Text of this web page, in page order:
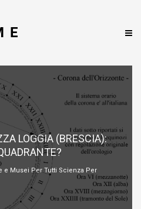
LOGGIA (BRESCIA):
e Musei Per Tutti Scienza Per